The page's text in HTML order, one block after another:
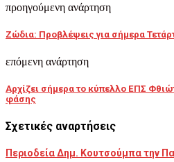
προηγούμενη ανάρτηση
Ζώδια: Προβλέψεις για σήμερα
επόμενη ανάρτηση
Αρχίζει σήμερα το κύπελλο ΕΠΣ
φάσης
Σχετικές αναρτήσεις
Περιοδεία Δημ. Κουτσούμπα την